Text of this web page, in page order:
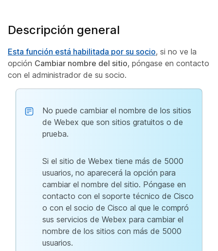
Descripción general
Esta función está habilitada por su socio, si no ve la
opción Cambiar nombre del sitio, póngase en contacto
con el administrador de su socio.
No puede cambiar el nombre de los sitios
de Webex que son sitios gratuitos o de
prueba.
Si el sitio de Webex tiene más de 5000
usuarios, no aparecerá la opción para
cambiar el nombre del sitio. Póngase en
contacto con el soporte técnico de Cisco
o con el socio de Cisco al que le compró
sus servicios de Webex para cambiar el
nombre de los sitios con más de 5000
usuarios.